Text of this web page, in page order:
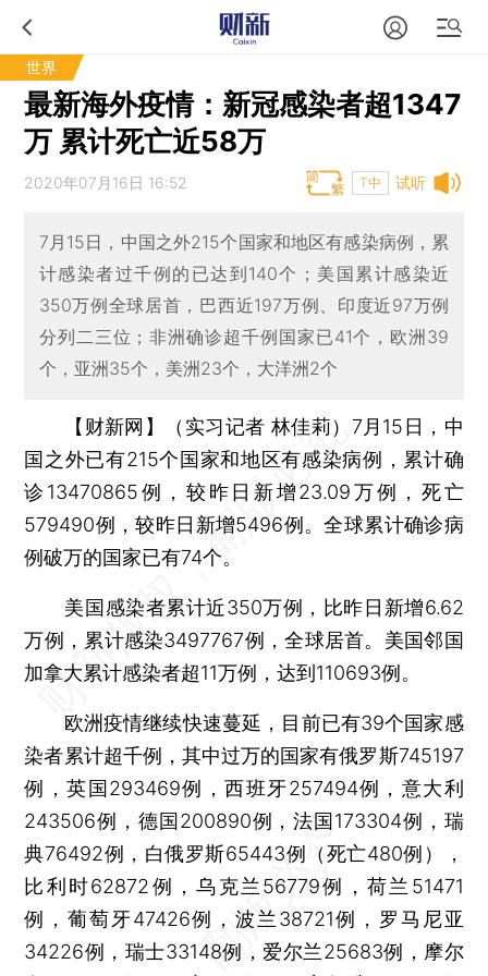
世界
最新海外疫情：新冠感染者超1347
万 累计死亡近58万
试听
2020年07月16日 16:52 T中
7月15日，中国之外215个国家和地区有感染病例，累
计感染者过千例的已达到140个；美国累计感染近
350万例全球居首，巴西近197万例、印度近97万例
分列二三位；非洲确诊超千例国家已41个，欧洲39
个，亚洲35个，美洲23个，大洋洲2个
【财新网】（实习记者 林佳莉） 7月15日，中
国之外已有215个国家和地区有感染病例，累计确
诊13470865例，较昨日新增23.09万例，死亡
579490例，较昨日新增5496例。全球累计确诊病
例破万的国家已有74个。
美国感染者累计近350万例，比昨日新增6.62
万例，累计感染3497767例，全球居首。美国邻国
加拿大累计感染者超11万例，达到110693例。
欧洲疫情继续快速蔓延，目前已有39个国家感
染者累计超千例，其中过万的国家有俄罗斯745197
例，英国293469例，西班牙257494例，意大利
243506例，德国200890例，法国173304例，瑞
典76492例，白俄罗斯65443例（死亡480例），
比利时62872例，乌克兰56779例，荷兰51471
例，葡萄牙47426例，波兰38721例，罗马尼亚
34226例，瑞士33148例，爱尔兰25683例，摩尔